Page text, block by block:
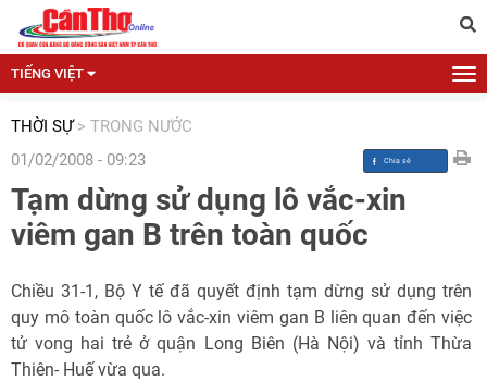
TIẾNG VIỆT
THỜI SỰ > TRONG NƯỚC
01/02/2008 - 09:23
Tạm dừng sử dụng lô vắc-xin
viêm gan B trên toàn quốc
Chiều 31-1, Bộ Y tế đã quyết định tạm dừng sử dụng trên
quy mô toàn quốc lô vắc-xin viêm gan B liên quan đến việc
tử vong hai trẻ ở quận Long Biên (Hà Nội) và tỉnh Thừa
Thiên- Huế vừa qua.